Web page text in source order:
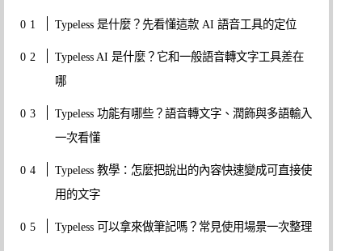
Typeless 是什麼？先看懂這款 AI 語音工具的定位
Typeless AI 是什麼？它和一般語音轉文字工具差在
哪
Typeless 功能有哪些？語音轉文字、潤飾與多語輸入
一次看懂
Typeless 教學：怎麼把說出的內容快速變成可直接使
用的文字
Typeless 可以拿來做筆記嗎？常見使用場景一次整理